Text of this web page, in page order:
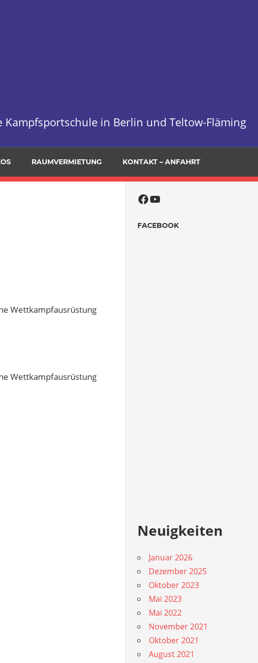
Kampfsportschule in Berlin und Teltow-Fläming
RAUMVERMIETUNG KONTAKT – ANFAHRT
Wettkampfausrüstung
Wettkampfausrüstung
Facebook
YouTube
FACEBOOK
Neuigkeiten
Januar 2026
Dezember 2025
Oktober 2023
Mai 2023
Mai 2022
November 2021
Oktober 2021
August 2021